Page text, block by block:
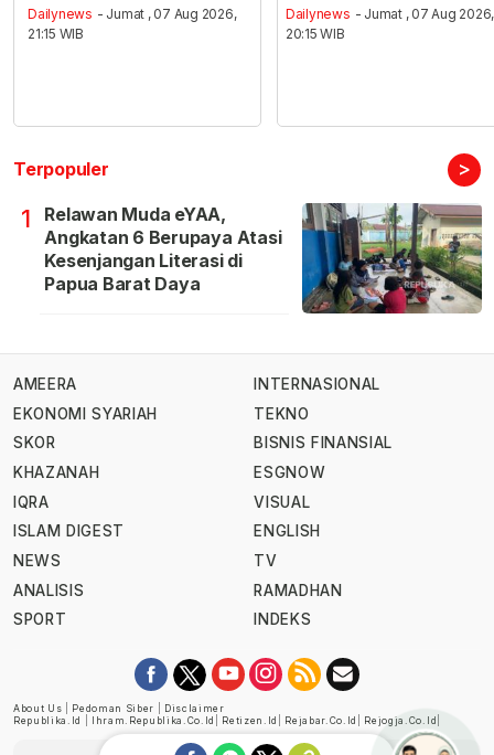
Dailynews - Jumat , 07 Aug 2026,
21:15 WIB
Dailynews - Jumat , 07 Aug 2026,
20:15 WIB
Terpopuler >
1
Relawan Muda eYAA,
Angkatan 6 Berupaya Atasi
Kesenjangan Literasi di
Papua Barat Daya
AMEERA
EKONOMI SYARIAH
SKOR
KHAZANAH
IQRA
ISLAM DIGEST
NEWS
ANALISIS
SPORT
INTERNASIONAL
TEKNO
BISNIS FINANSIAL
ESGNOW
VISUAL
ENGLISH
TV
RAMADHAN
INDEKS
About Us Pedoman Siber
Disclaimer
Republika.id
Ihram.republika.co.id Retizen.id Rejabar.co.id Rejogja.co.id